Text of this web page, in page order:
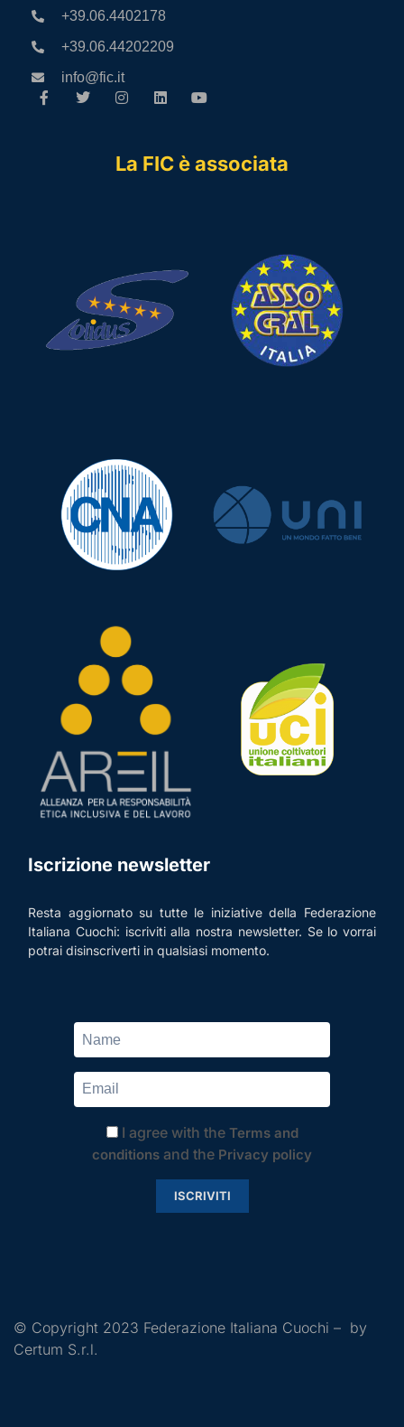
+39.06.4402178
+39.06.44202209
info@fic.it
La FIC è associata
Iscrizione newsletter
Resta aggiornato su tutte le iniziative della Federazione
Italiana Cuochi: iscriviti alla nostra newsletter. Se lo vorrai
potrai disinscriverti in qualsiasi momento.
I agree with the Terms and
conditions and the Privacy policy
ISCRIVITI
© Copyright 2023 Federazione Italiana Cuochi – by
Certum S.r.l.